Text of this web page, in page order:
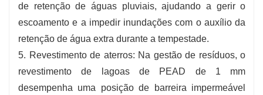
de retenção de águas pluviais, ajudando a gerir o
escoamento e a impedir inundações com o auxílio da
retenção de água extra durante a tempestade.
5. Revestimento de aterros: Na gestão de resíduos, o
revestimento de lagoas de PEAD de 1 mm
desempenha uma posição de barreira impermeável